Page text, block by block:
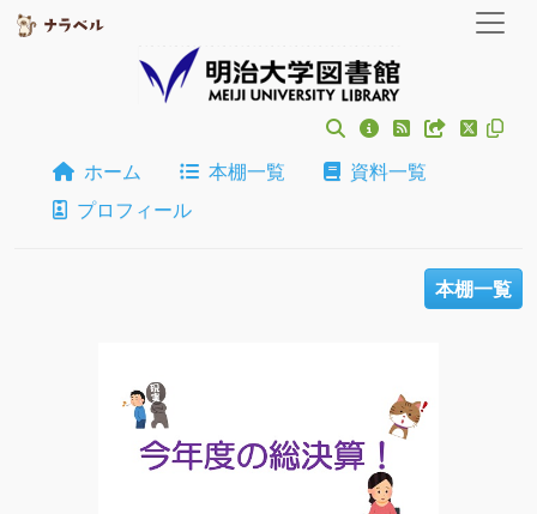
ホーム 本棚一覧
資料一覧
プロフィール
本棚一覧